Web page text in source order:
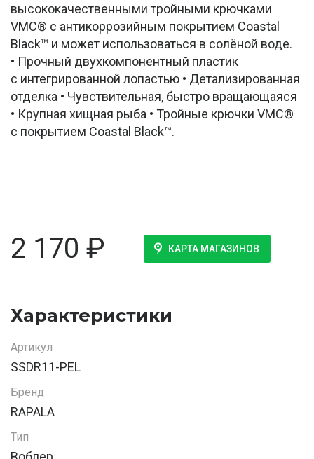
высококачественными тройными крючками
VMC® с антикоррозийным покрытием Coastal
Black™ и может использоваться в солёной воде.
• Прочный двухкомпонентный пластик
с интегрированной лопастью • Детализированная
отделка • Чувствительная, быстро вращающаяся
• Крупная хищная рыба • Тройные крючки VMC®
с покрытием Coastal Black™.
2 170 ₽ КАРТА МАГАЗИНОВ
Характеристики
Артикул
SSDR11-PEL
Бренд
RAPALA
Тип